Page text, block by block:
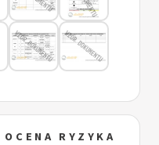
RYZYKA